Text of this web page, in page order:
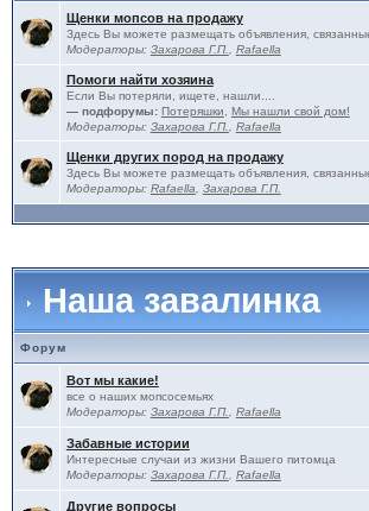
Щенки мопсов на продажу
Здесь Вы можете размещать объявления,
Модераторы: Захарова Г.П. Rafaella
Помоги найти хозяина
Если Вы потеряли, ищете, нашли....
— подфорумы: Потеряшки
Мы нашли свой дом!
Модераторы: Захарова Г.П. Rafaella
Щенки других пород на продажу
Здесь Вы можете размещать объявления,
Модераторы: Rafaella Захарова Г.П.
Наша завалинка
Форум
Вот мы какие!
все о наших мопсосемьях
Модераторы: Захарова Г.П. Rafaella
Забавные истории
Интересные случаи из жизни Вашего питомца
Модераторы: Захарова Г.П. Rafaella
Другие вопросы